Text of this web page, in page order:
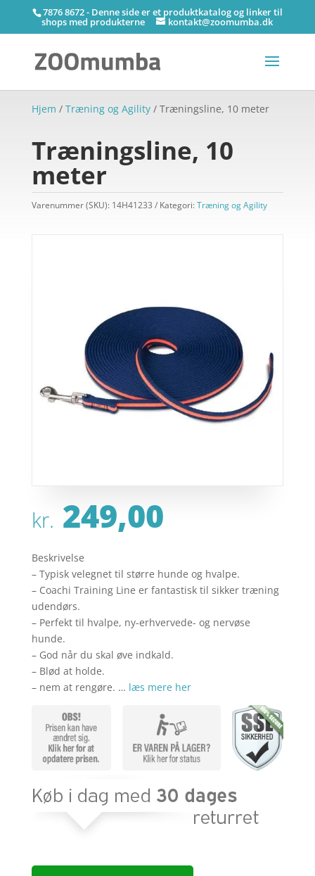
7876 8672 - Denne side er et produktkatalog og linker til
shops med produkterne kontakt@zoomumba.dk
Hjem / Træning og Agility/ Træningsline, 10 meter
Træningsline, 10
meter
Varenummer (SKU): 14H41233 Kategori:Træning og Agility
kr. 249,00
Beskrivelse
– Typisk velegnet til større hunde og hvalpe.
– Coachi Training Line er fantastisk til sikker træning
udendørs.
– Perfekt til hvalpe, ny-erhvervede- og nervøse
hunde.
– God når du skal øve indkald.
– Blød at holde.
– nem at rengøre. … læs mere her